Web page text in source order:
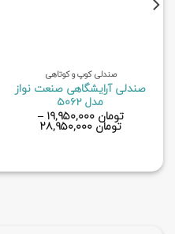
صندلی کوپ و کوتاهی
صندلی آرایشگاهی صنعت نواز
مدل 5062
تومان ۱۹,۹۵۰,۰۰۰ –
تومان